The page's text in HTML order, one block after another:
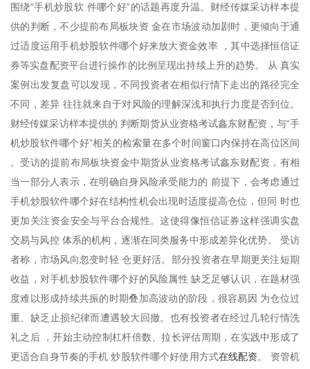
围绕“手机炒股软 件哪个好”的话题再度升温。财经传媒采访样本提
供的判断，不少提前布局板块资 金在市场波动加剧时，更倾向于通
过适度运用手机炒股软件哪个好来放大资金效率 ，其中选择恒信证
券等实盘配资平台进行操作的比例呈现出持续上升的趋势。 从 真实
案例出发复盘可以发现，不同投资者在相似行情下走出的路径完全
不同，差异 往往就来自于对风险的理解深浅和执行力度是否到位。
财经传媒采访样本提供的 判断期货从业资格考试鑫东财配资，与“手
机炒股软件哪个好”相关的检索量在多个时间窗口内保持在高位区间
。受访的提前布局板块资金中期货从业资格考试鑫东财配资，有相
当一部分人表示，在明确自身风险承受能力的 前提下，会考虑通过
手机炒股软件哪个好在结构性机会出现时适度提高仓位，但同 时也
更加关注资金安全与平台合规性。这使得像恒信证券这样强调实盘
交易与风控 体系的机构，逐渐在同类服务中形成差异化优势。 受访
者称，市场风向忽变时轻 仓更好活。部分投资者在早期更关注短期
收益，对手机炒股软件哪个好的风险属性 缺乏足够认识，在题材强
度难以形成持续共振的时期叠加高波动的阶段，很容易因 为仓位过
重、缺乏止损纪律而遭遇较大回撤。也有投资者在经过几轮行情洗
礼之后 ，开始主动控制杠杆倍数、拉长评估周期，在实践中形成了
更适合自身节奏的手机 炒股软件哪个好使用方式在线配资。 资管机